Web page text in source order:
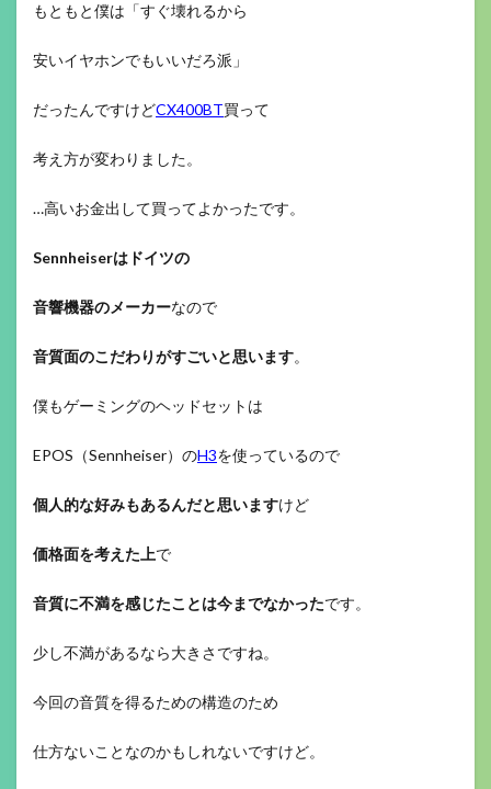
もともと僕は「すぐ壊れるから
安いイヤホンでもいいだろ派」
だったんですけどCX400BT買って
考え方が変わりました。
…高いお金出して買ってよかったです。
Sennheiserはドイツの
音響機器のメーカーなので
音質面のこだわりがすごいと思います。
僕もゲーミングのヘッドセットは
EPOS（Sennheiser）のH3を使っているので
個人的な好みもあるんだと思いますけど
価格面を考えた上で
音質に不満を感じたことは今までなかったです。
少し不満があるなら大きさですね。
今回の音質を得るための構造のため
仕方ないことなのかもしれないですけど。